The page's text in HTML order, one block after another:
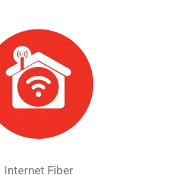
Internet Fiber